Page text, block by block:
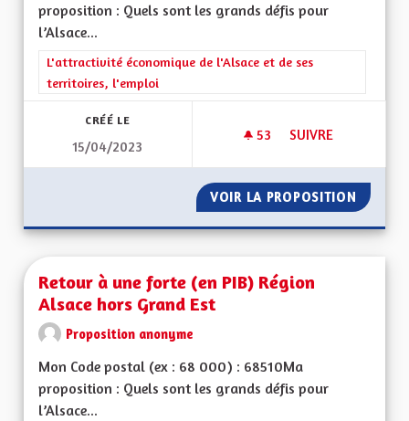
proposition : Quels sont les grands défis pour
l’Alsace...
Filtrer les résultats de la catégorie : L'attractivité
L'attractivité économique de l'Alsace et de ses
territoires, l'emploi
CRÉÉ LE
15/04/2023
53 53 ABONNÉS
SUIVRE
VOIR LA PROPOSITION
Retour à une forte (en PIB) Région
Alsace hors Grand Est
Proposition anonyme
Mon Code postal (ex : 68 000) : 68510Ma
proposition : Quels sont les grands défis pour
l’Alsace...